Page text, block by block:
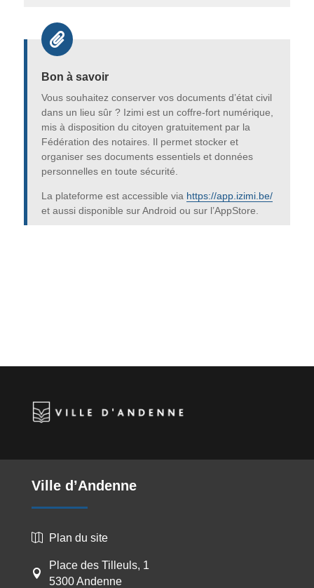

Bon à savoir
Vous souhaitez conserver vos documents d’état civil
dans un lieu sûr ? Izimi est un coffre-fort numérique,
mis à disposition du citoyen gratuitement par la
Fédération des notaires. Il permet stocker et
organiser ses documents essentiels et données
personnelles en toute sécurité.
La plateforme est accessible via https://app.izimi.be/
et aussi disponible sur Android ou sur l’AppStore.
Ville d’Andenne
 Plan du site

Place des Tilleuls, 1
5300 Andenne